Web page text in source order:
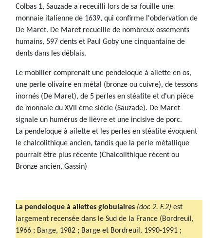
Colbas 1, Sauzade a receuilli lors de sa fouille une
monnaie italienne de 1639, qui confirme l'obdervation de
De Maret. De Maret recueille de nombreux ossements
humains, 597 dents et Paul Goby une cinquantaine de
dents dans les déblais.
Le mobilier comprenait une pendeloque à ailette en os,
une perle olivaire en métal (bronze ou cuivre), de tessons
inornés (De Maret), de 5 perles en stéatite et d'un pièce
de monnaie du XVII ème siècle (Sauzade). De Maret
signale un humérus de lièvre et une incisive de porc.
La pendeloque à ailette et les perles en stéatite évoquent
le chalcolithique ancien, tandis que la perle métallique
pourrait être plus récente (Chalcolithique récent ou
Bronze ancien, Gassin)
La pendeloque à ailettes globulaires (doc 2. F.2) est
largement recensée dans le Sud de la France (Bordreuil,
1966 ; Barge, 1982 ; Barge et Bordreuil, 1990-1991 ;